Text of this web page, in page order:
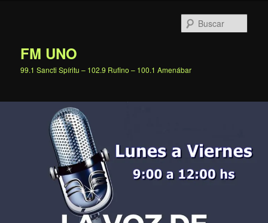
FM UNO
99.1 Sancti Spíritu – 102.9 Rufino – 100.1 Amenábar